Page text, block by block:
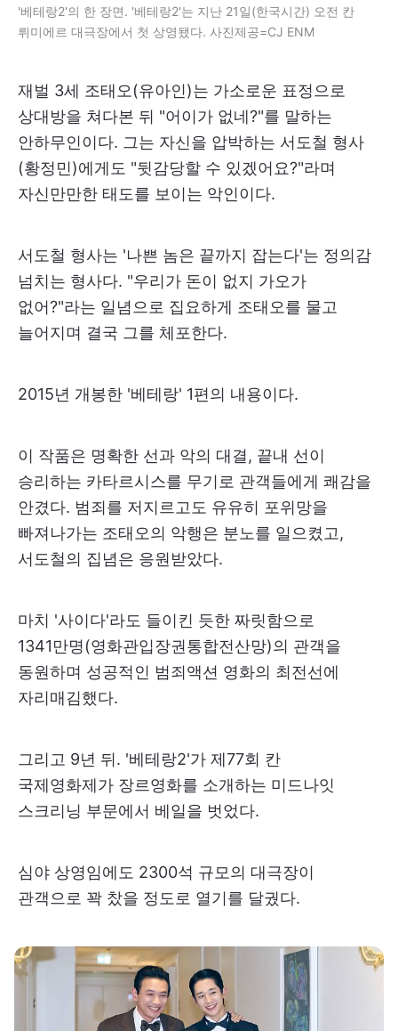
'베테랑2'의 한 장면. '베테랑2'는 지난 21일(한국시간) 오전 칸
뤼미에르 대극장에서 첫 상영됐다. 사진제공=CJ ENM
재벌 3세 조태오(유아인)는 가소로운 표정으로
상대방을 쳐다본 뒤 "어이가 없네?"를 말하는
안하무인이다. 그는 자신을 압박하는 서도철 형사
(황정민)에게도 "뒷감당할 수 있겠어요?"라며
자신만만한 태도를 보이는 악인이다.
서도철 형사는 '나쁜 놈은 끝까지 잡는다'는 정의감
넘치는 형사다. "우리가 돈이 없지 가오가
없어?"라는 일념으로 집요하게 조태오를 물고
늘어지며 결국 그를 체포한다.
2015년 개봉한 '베테랑' 1편의 내용이다.
이 작품은 명확한 선과 악의 대결, 끝내 선이
승리하는 카타르시스를 무기로 관객들에게 쾌감을
안겼다. 범죄를 저지르고도 유유히 포위망을
빠져나가는 조태오의 악행은 분노를 일으켰고,
서도철의 집념은 응원받았다.
마치 '사이다'라도 들이킨 듯한 짜릿함으로
1341만명(영화관입장권통합전산망)의 관객을
동원하며 성공적인 범죄액션 영화의 최전선에
자리매김했다.
그리고 9년 뒤. '베테랑2'가 제77회 칸
국제영화제가 장르영화를 소개하는 미드나잇
스크리닝 부문에서 베일을 벗었다.
심야 상영임에도 2300석 규모의 대극장이
관객으로 꽉 찼을 정도로 열기를 달궜다.